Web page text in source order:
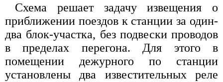
Схема решает задачу извещения о
приближении поездов к станции за один-
два блок-участка, без подвески проводов
в пределах перегона. Для этого в
помещении дежурного по станции
установлены два известительных реле